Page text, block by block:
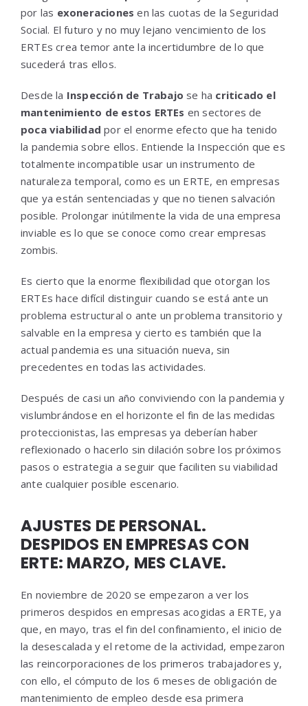
por las exoneraciones en las cuotas de la Seguridad
Social. El futuro y no muy lejano vencimiento de los
ERTEs crea temor ante la incertidumbre de lo que
sucederá tras ellos.
Desde la Inspección de Trabajo se ha criticado el
mantenimiento de estos ERTEs en sectores de
poca viabilidad por el enorme efecto que ha tenido
la pandemia sobre ellos. Entiende la Inspección que es
totalmente incompatible usar un instrumento de
naturaleza temporal, como es un ERTE, en empresas
que ya están sentenciadas y que no tienen salvación
posible. Prolongar inútilmente la vida de una empresa
inviable es lo que se conoce como crear empresas
zombis.
Es cierto que la enorme flexibilidad que otorgan los
ERTEs hace difícil distinguir cuando se está ante un
problema estructural o ante un problema transitorio y
salvable en la empresa y cierto es también que la
actual pandemia es una situación nueva, sin
precedentes en todas las actividades.
Después de casi un año conviviendo con la pandemia y
vislumbrándose en el horizonte el fin de las medidas
proteccionistas, las empresas ya deberían haber
reflexionado o hacerlo sin dilación sobre los próximos
pasos o estrategia a seguir que faciliten su viabilidad
ante cualquier posible escenario.
AJUSTES DE PERSONAL.
DESPIDOS EN EMPRESAS CON
ERTE: MARZO, MES CLAVE.
En noviembre de 2020 se empezaron a ver los
primeros despidos en empresas acogidas a ERTE, ya
que, en mayo, tras el fin del confinamiento, el inicio de
la desescalada y el retome de la actividad, empezaron
las reincorporaciones de los primeros trabajadores y,
con ello, el cómputo de los 6 meses de obligación de
mantenimiento de empleo desde esa primera